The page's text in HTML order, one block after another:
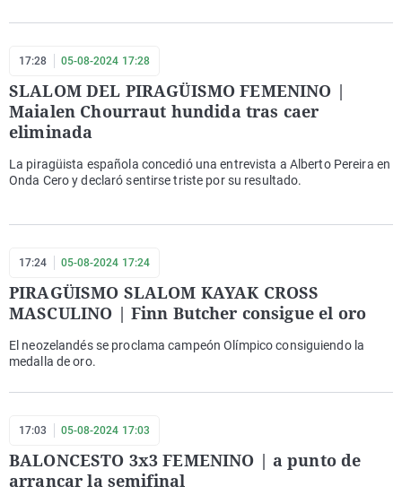
17:28 05-08-2024 17:28
SLALOM DEL PIRAGÜISMO FEMENINO |
Maialen Chourraut hundida tras caer
eliminada
La piragüista española concedió una entrevista a Alberto Pereira en
Onda Cero y declaró sentirse triste por su resultado.
17:24 05-08-2024 17:24
PIRAGÜISMO SLALOM KAYAK CROSS
MASCULINO | Finn Butcher consigue el oro
El neozelandés se proclama campeón Olímpico consiguiendo la
medalla de oro.
17:03 05-08-2024 17:03
BALONCESTO 3x3 FEMENINO | a punto de
arrancar la semifinal